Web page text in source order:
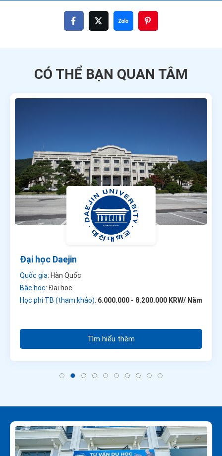
CÓ THỂ BẠN QUAN TÂM
Đại học Daejin
Quốc gia: Hàn Quốc
Bậc học: Đại học
Học phí TB (tham khảo): 6.000.000 - 8.200.000 KRW/ Năm
Tìm hiểu thêm